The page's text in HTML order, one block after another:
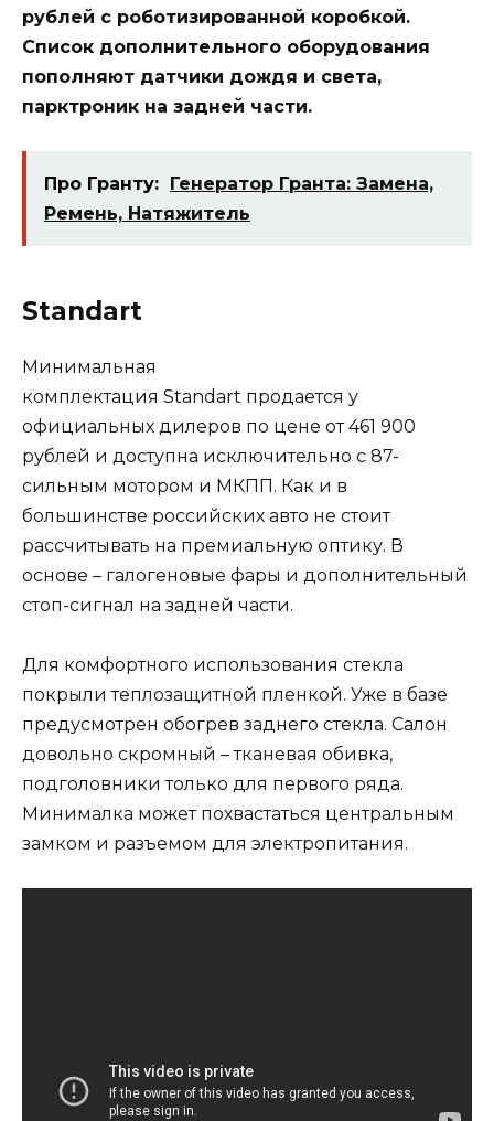
рублей с роботизированной коробкой.
Список дополнительного оборудования
пополняют датчики дождя и света,
парктроник на задней части.
Про Гранту: Генератор Гранта: Замена,
Ремень, Натяжитель
Standart
Минимальная
комплектация Standart продается у
официальных дилеров по цене от 461 900
рублей и доступна исключительно с 87-
сильным мотором и МКПП. Как и в
большинстве российских авто не стоит
рассчитывать на премиальную оптику. В
основе – галогеновые фары и дополнительный
стоп-сигнал на задней части.
Для комфортного использования стекла
покрыли теплозащитной пленкой. Уже в базе
предусмотрен обогрев заднего стекла. Салон
довольно скромный – тканевая обивка,
подголовники только для первого ряда.
Минималка может похвастаться центральным
замком и разъемом для электропитания.